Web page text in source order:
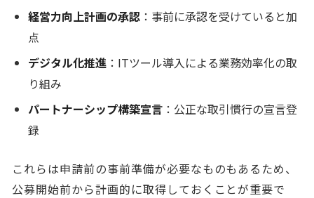
経営力向上計画の承認：事前に承認を受けていると加
点
デジタル化推進：ITツール導入による業務効率化の取
り組み
パートナーシップ構築宣言：公正な取引慣行の宣言登
録
これらは申請前の事前準備が必要なものもあるため、
公募開始前から計画的に取得しておくことが重要で